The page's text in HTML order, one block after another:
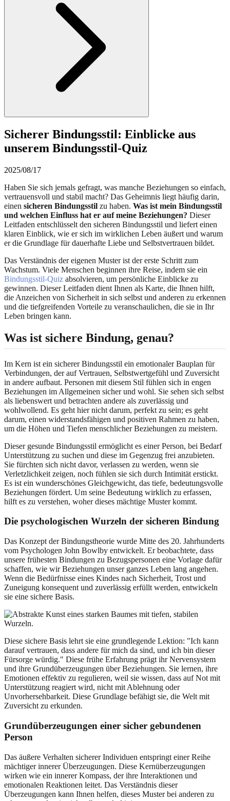
Sicherer Bindungsstil: Einblicke aus
unserem Bindungsstil-Quiz
2025/08/17
Haben Sie sich jemals gefragt, was manche Beziehungen so einfach,
vertrauensvoll und stabil macht? Das Geheimnis liegt häufig darin,
einen sicheren Bindungsstil zu haben. Was ist mein Bindungsstil
und welchen Einfluss hat er auf meine Beziehungen? Dieser
Leitfaden entschlüsselt den sicheren Bindungsstil und liefert einen
klaren Einblick, wie er sich im wirklichen Leben äußert und warum
er die Grundlage für dauerhafte Liebe und Selbstvertrauen bildet.
Das Verständnis der eigenen Muster ist der erste Schritt zum
Wachstum. Viele Menschen beginnen ihre Reise, indem sie ein
Bindungsstil-Quiz absolvieren, um persönliche Einblicke zu
gewinnen. Dieser Leitfaden dient Ihnen als Karte, die Ihnen hilft,
die Anzeichen von Sicherheit in sich selbst und anderen zu erkennen
und die tiefgreifenden Vorteile zu veranschaulichen, die sie in Ihr
Leben bringen kann.
Was ist sichere Bindung, genau?
Im Kern ist ein sicherer Bindungsstil ein emotionaler Bauplan für
Verbindungen, der auf Vertrauen, Selbstwertgefühl und Zuversicht
in andere aufbaut. Personen mit diesem Stil fühlen sich in engen
Beziehungen im Allgemeinen sicher und wohl. Sie sehen sich selbst
als liebenswert und betrachten andere als zuverlässig und
wohlwollend. Es geht hier nicht darum, perfekt zu sein; es geht
darum, einen widerstandsfähigen und positiven Rahmen zu haben,
um die Höhen und Tiefen menschlicher Beziehungen zu meistern.
Dieser gesunde Bindungsstil ermöglicht es einer Person, bei Bedarf
Unterstützung zu suchen und diese im Gegenzug frei anzubieten.
Sie fürchten sich nicht davor, verlassen zu werden, wenn sie
Verletzlichkeit zeigen, noch fühlen sie sich durch Intimität erstickt.
Es ist ein wunderschönes Gleichgewicht, das tiefe, bedeutungsvolle
Beziehungen fördert. Um seine Bedeutung wirklich zu erfassen,
hilft es zu verstehen, woher dieses mächtige Muster kommt.
Die psychologischen Wurzeln der sicheren Bindung
Das Konzept der Bindungstheorie wurde Mitte des 20. Jahrhunderts
vom Psychologen John Bowlby entwickelt. Er beobachtete, dass
unsere frühesten Bindungen zu Bezugspersonen eine Vorlage dafür
schaffen, wie wir Beziehungen unser ganzes Leben lang angehen.
Wenn die Bedürfnisse eines Kindes nach Sicherheit, Trost und
Zuneigung konsequent und zuverlässig erfüllt werden, entwickeln
sie eine sichere Basis.
Diese sichere Basis lehrt sie eine grundlegende Lektion: "Ich kann
darauf vertrauen, dass andere für mich da sind, und ich bin dieser
Fürsorge würdig." Diese frühe Erfahrung prägt ihr Nervensystem
und ihre Grundüberzeugungen über Beziehungen. Sie lernen, ihre
Emotionen effektiv zu regulieren, weil sie wissen, dass auf Not mit
Unterstützung reagiert wird, nicht mit Ablehnung oder
Unvorhersehbarkeit. Diese Grundlage befähigt sie, die Welt mit
Zuversicht zu erkunden.
Grundüberzeugungen einer sicher gebundenen
Person
Das äußere Verhalten sicherer Individuen entspringt einer Reihe
mächtiger innerer Überzeugungen. Diese Kernüberzeugungen
wirken wie ein innerer Kompass, der ihre Interaktionen und
emotionalen Reaktionen leitet. Das Verständnis dieser
Überzeugungen kann Ihnen helfen, dieses Muster bei anderen zu